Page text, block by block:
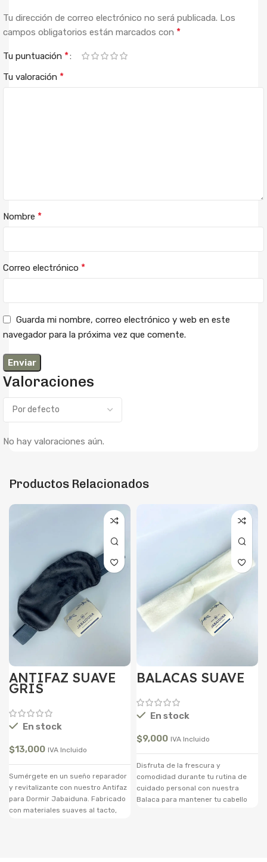
Valoraciones
No hay valoraciones aún.
Tu dirección de correo electrónico no será publicada. Los
campos obligatorios están marcados con *
Tu puntuación *
Tu valoración *
Nombre *
Correo electrónico *
Guarda mi nombre, correo electrónico y web en este
navegador para la próxima vez que comente.
Productos Relacionados
ANTIFAZ SUAVE
GRIS
En stock
$13,000 IVA Incluido
Sumérgete en un sueño reparador
y revitalizante con nuestro Antifaz
para Dormir Jabaiduna. Fabricado
con materiales suaves al tacto,
BALACAS SUAVE
En stock
$9,000 IVA Incluido
Disfruta de la frescura y
comodidad durante tu rutina de
cuidado personal con nuestra
Balaca para mantener tu cabello